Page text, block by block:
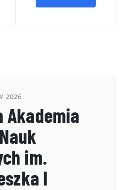
TYPÓW UCZELNI
GRUP KRYTERIÓW
STUDIÓW
GALERIA
KONTAKT
ERRATA
2026
Akademia
im.
I